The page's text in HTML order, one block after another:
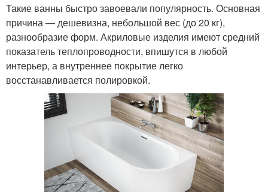
Такие ванны быстро завоевали популярность. Основная
причина — дешевизна, небольшой вес (до 20 кг),
разнообразие форм. Акриловые изделия имеют средний
показатель теплопроводности, впишутся в любой
интерьер, а внутреннее покрытие легко
восстанавливается полировкой.